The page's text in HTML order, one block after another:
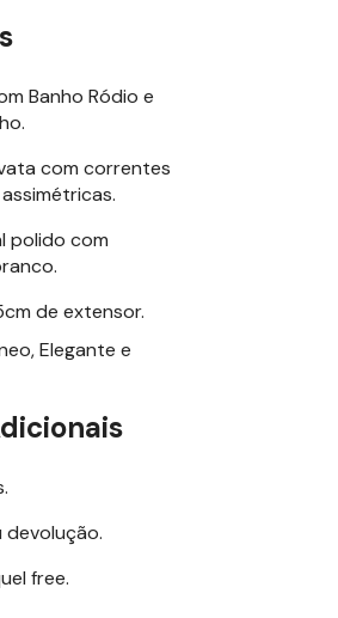
Banho Ródio e
com correntes
polido com
de extensor.
Elegante e
free.